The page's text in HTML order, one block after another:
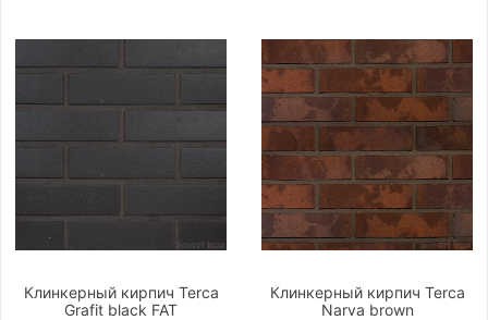
Клинкерный кирпич Terca
Grafit black FAT
Клинкерный кирпич Terca
Narva brown